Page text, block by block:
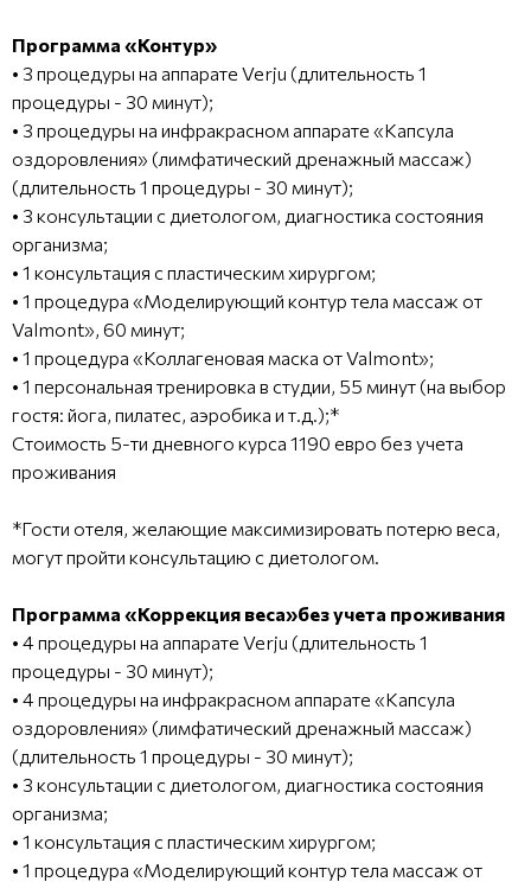
Программа «Контур»
• 3 процедуры на аппарате Verju (длительность 1
процедуры - 30 минут);
• 3 процедуры на инфракрасном аппарате «Капсула
оздоровления» (лимфатический дренажный массаж)
(длительность 1 процедуры - 30 минут);
• 3 консультации с диетологом, диагностика состояния
организма;
• 1 консультация с пластическим хирургом;
• 1 процедура «Моделирующий контур тела массаж от
Valmont», 60 минут;
• 1 процедура «Коллагеновая маска от Valmont»;
• 1 персональная тренировка в студии, 55 минут (на выбор
гостя: йога, пилатес, аэробика и т.д.);*
Стоимость 5-ти дневного курса 1190 евро без учета
проживания
*Гости отеля, желающие максимизировать потерю веса,
могут пройти консультацию с диетологом.
Программа «Коррекция веса»без учета проживания
• 4 процедуры на аппарате Verju (длительность 1
процедуры - 30 минут);
• 4 процедуры на инфракрасном аппарате «Капсула
оздоровления» (лимфатический дренажный массаж)
(длительность 1 процедуры - 30 минут);
• 3 консультации с диетологом, диагностика состояния
организма;
• 1 консультация с пластическим хирургом;
• 1 процедура «Моделирующий контур тела массаж от